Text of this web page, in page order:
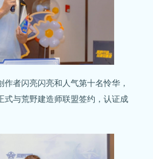
者闪亮闪亮和人气第十名怜华，
式与荒野建造师联盟签约，认证成